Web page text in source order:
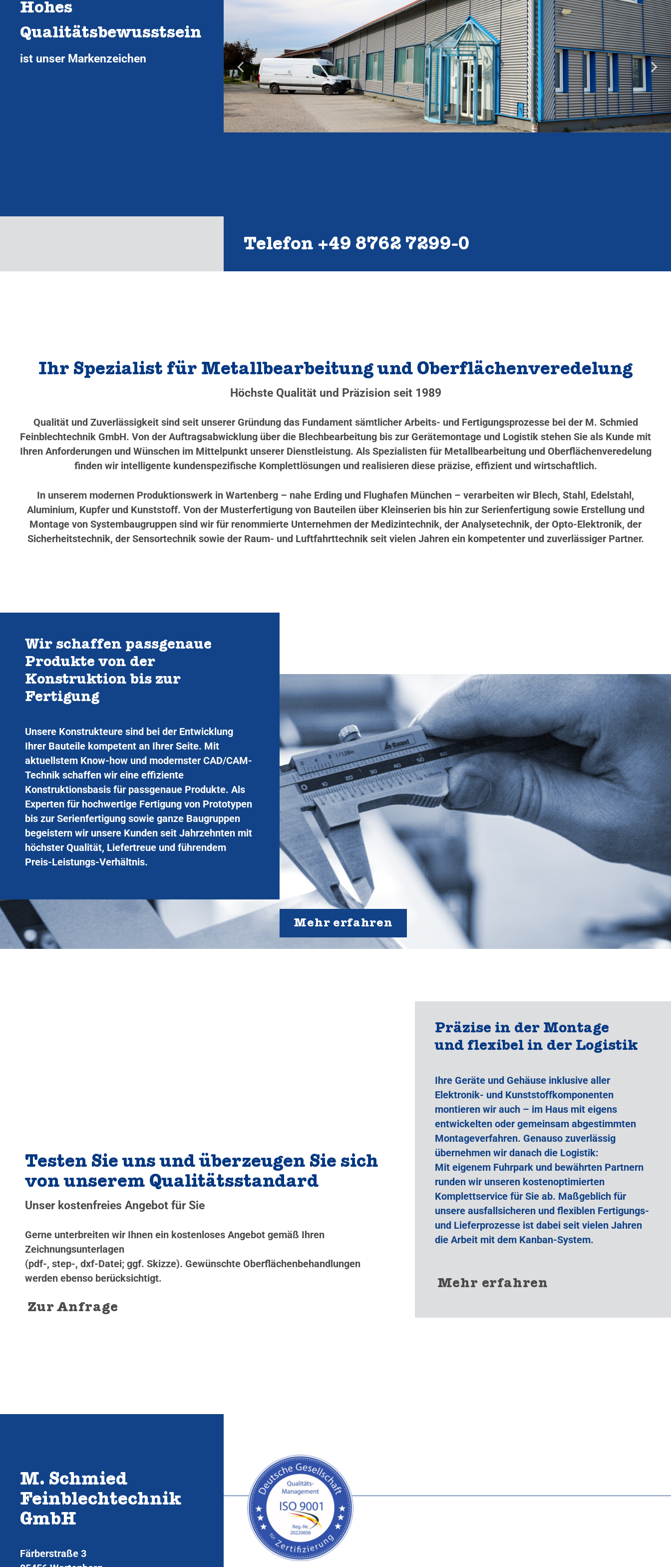
Hohes
Qualitätsbewusstsein
ist unser Markenzeichen
Telefon +49 8762 7299‑0
Ihr Spezialist für Metallbearbeitung und Oberflächenveredelung
Höchste Qualität und Präzision seit 1989
Qualität und Zuverlässigkeit sind seit unserer Gründung das Fundament sämtlicher Arbeits- und Fertigungsprozesse bei der M. Schmied
Feinblechtechnik GmbH. Von der Auftragsabwicklung über die Blechbearbeitung bis zur Gerätemontage und Logistik stehen Sie als Kunde mit
Ihren Anforderungen und Wünschen im Mittelpunkt unserer Dienstleistung. Als Spezialisten für Metallbearbeitung und Oberflächenveredelung
finden wir intelligente kundenspezifische Komplettlösungen und realisieren diese präzise, effizient und wirtschaftlich.
In unserem modernen Produktionswerk in Wartenberg – nahe Erding und Flughafen München – verarbeiten wir Blech, Stahl, Edelstahl,
Aluminium, Kupfer und Kunststoff. Von der Musterfertigung von Bauteilen über Kleinserien bis hin zur Serienfertigung sowie Erstellung und
Montage von Systembaugruppen sind wir für renommierte Unternehmen der Medizintechnik, der Analysetechnik, der Opto-Elektronik, der
Sicherheitstechnik, der Sensortechnik sowie der Raum- und Luftfahrttechnik seit vielen Jahren ein kompetenter und zuverlässiger Partner.
Wir schaffen passgenaue
Produkte von der
Konstruktion bis zur
Fertigung
Unsere Konstrukteure sind bei der Entwicklung
Ihrer Bauteile kompetent an Ihrer Seite. Mit
aktuellstem Know-how und modernster CAD/CAM-
Technik schaffen wir eine effiziente
Konstruktionsbasis für passgenaue Produkte. Als
Experten für hochwertige Fertigung von Prototypen
bis zur Serienfertigung sowie ganze Baugruppen
begeistern wir unsere Kunden seit Jahrzehnten mit
höchster Qualität, Liefertreue und führendem
Preis-Leistungs-Verhältnis.
Mehr erfahren
Testen Sie uns und überzeugen Sie sich
von unserem Qualitätsstandard
Unser kostenfreies Angebot für Sie
Gerne unterbreiten wir Ihnen ein kostenloses Angebot gemäß Ihren
Zeichnungsunterlagen
(pdf-, step-, dxf-Datei; ggf. Skizze). Gewünschte Oberflächenbehandlungen
werden ebenso berücksichtigt.
Zur Anfrage
Präzise in der Montage
und flexibel in der Logistik
Ihre Geräte und Gehäuse inklusive aller
Elektronik- und Kunststoffkomponenten
montieren wir auch – im Haus mit eigens
entwickelten oder gemeinsam abgestimmten
Montageverfahren. Genauso zuverlässig
übernehmen wir danach die Logistik:
Mit eigenem Fuhrpark und bewährten Partnern
runden wir unseren kostenoptimierten
Komplettservice für Sie ab. Maßgeblich für
unsere ausfallsicheren und flexiblen Fertigungs-
und Lieferprozesse ist dabei seit vielen Jahren
die Arbeit mit dem Kanban-System.
Mehr erfahren
M. Schmied
Feinblechtechnik
GmbH
Färberstraße 3